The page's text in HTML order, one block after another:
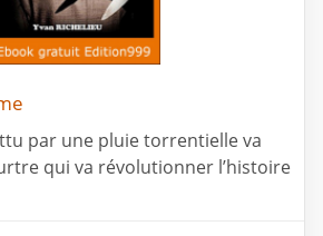
par une pluie torrentielle va
qui va révolutionner l’histoire